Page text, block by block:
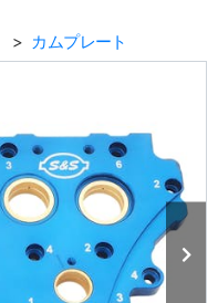
カムプレート